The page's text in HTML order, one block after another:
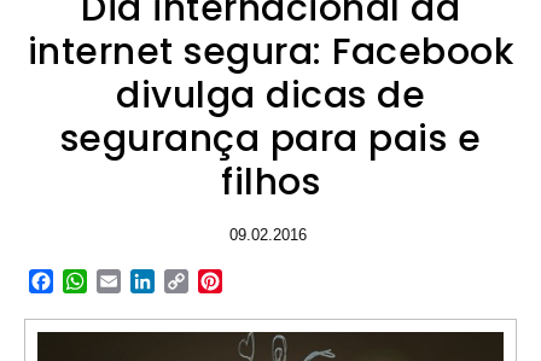
internet segura: Facebook
divulga dicas de
segurança para pais e
filhos
09.02.2016
Facebook
WhatsApp
EmailLinkedIn
Copy